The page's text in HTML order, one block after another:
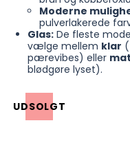
Moderne
pulverlakerede
Glas:De fleste
vælge mellem klar
pærevibes) eller
blødgøre lyset).
UDSOLGT